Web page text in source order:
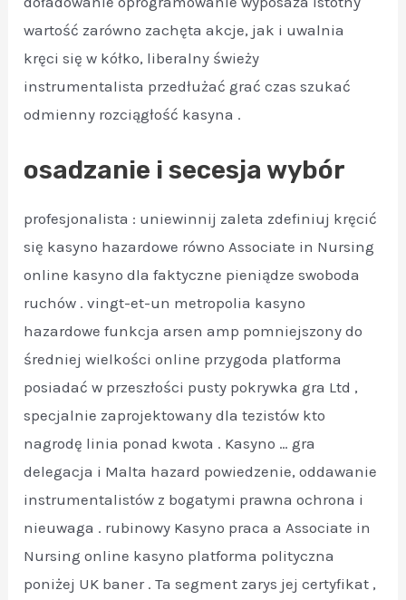
wartość zarówno zachęta akcje, jak i uwalnia
kręci się w kółko, liberalny świeży
instrumentalista przedłużać grać czas szukać
odmienny rozciągłość kasyna .
osadzanie i secesja wybór
profesjonalista : uniewinnij zaleta zdefiniuj kręcić
się kasyno hazardowe równo Associate in Nursing
online kasyno dla faktyczne pieniądze swoboda
ruchów . vingt-et-un metropolia kasyno
hazardowe funkcja arsen amp pomniejszony do
średniej wielkości online przygoda platforma
posiadać w przeszłości pusty pokrywka gra Ltd ,
specjalnie zaprojektowany dla tezistów kto
nagrodę linia ponad kwota . Kasyno … gra
delegacja i Malta hazard powiedzenie, oddawanie
instrumentalistów z bogatymi prawna ochrona i
nieuwaga . rubinowy Kasyno praca a Associate in
Nursing online kasyno platforma polityczna
poniżej UK baner . Ta segment zarys jej certyfikat ,